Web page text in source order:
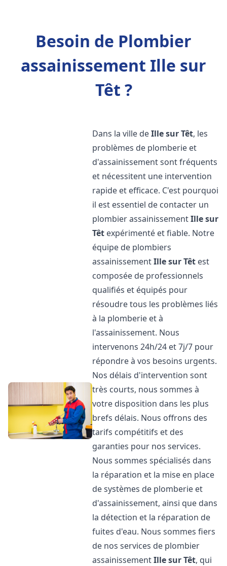
Besoin de Plombier
assainissement Ille sur
Têt ?
Dans la ville deIlle sur Têt, les
problèmes de plomberie et
d'assainissement sont fréquents
et nécessitent une intervention
rapide et efficace. C'est pourquoi
il est essentiel de contacter un
plombier assainissementIlle sur
Têt expérimenté et fiable. Notre
équipe de plombiers
assainissementIlle sur Têt est
composée de professionnels
qualifiés et équipés pour
résoudre tous les problèmes liés
à la plomberie et à
l'assainissement. Nous
intervenons 24h/24 et 7j/7 pour
répondre à vos besoins urgents.
Nos délais d'intervention sont
très courts, nous sommes à
votre disposition dans les plus
brefs délais. Nous offrons des
tarifs compétitifs et des
garanties pour nos services.
Nous sommes spécialisés dans
la réparation et la mise en place
de systèmes de plomberie et
d'assainissement, ainsi que dans
la détection et la réparation de
fuites d'eau. Nous sommes fiers
de nos services de plombier
assainissementIlle sur Têt, qui